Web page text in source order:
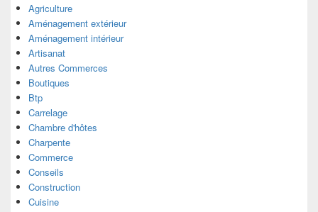
Agriculture
Aménagement extérieur
Aménagement intérieur
Artisanat
Autres Commerces
Boutiques
Btp
Carrelage
Chambre d'hôtes
Charpente
Commerce
Conseils
Construction
Cuisine